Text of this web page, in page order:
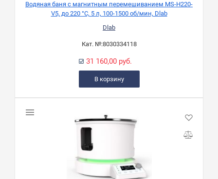
Водяная баня с магнитным перемешиванием MS-H220-
V5, до 220 °С, 5 л, 100-1500 об/мин, Dlab
Dlab
Кат. №:8030334118
31 160,00 руб.
В корзину